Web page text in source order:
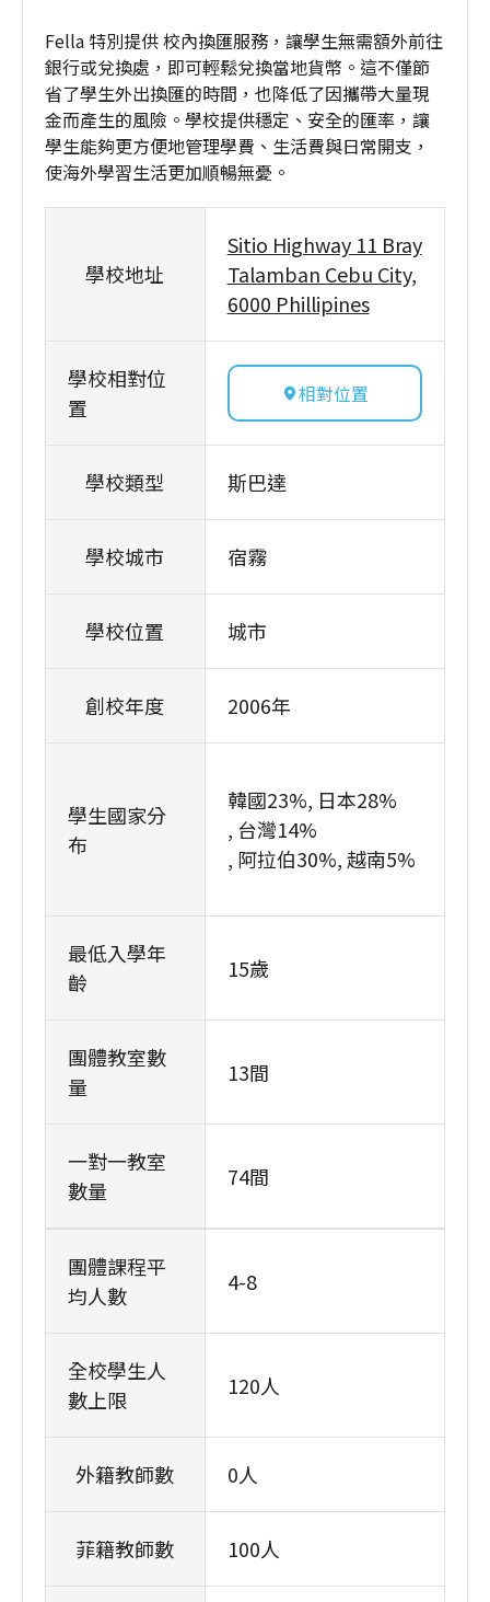
Fella 特別提供 校內換匯服務，讓學生無需額外前往
銀行或兌換處，即可輕鬆兌換當地貨幣。這不僅節
省了學生外出換匯的時間，也降低了因攜帶大量現
金而產生的風險。學校提供穩定、安全的匯率，讓
學生能夠更方便地管理學費、生活費與日常開支，
使海外學習生活更加順暢無憂。
學校地址
Sitio Highway 11 Bray
Talamban Cebu City,
6000 Phillipines
學校相對位
置
相對位置
學校類型 斯巴達
學校城市 宿霧
學校位置 城市
創校年度 2006年
學生國家分
布
韓國23% 日本28%
台灣14%
阿拉伯30% 越南5%
最低入學年
齡
15歲
團體教室數
量
13間
一對一教室
數量
74間
團體課程平
均人數
4-8
全校學生人
數上限
120人
外籍教師數 0人
菲籍教師數 100人